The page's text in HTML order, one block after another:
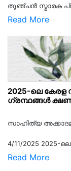
തുഞ്ചൻ സ്മാരക
Read More
2025-ലെ
ഗ്രന്ഥങ്ങൾ
സാഹിത്യ
4/11/2025 2025-
Read More